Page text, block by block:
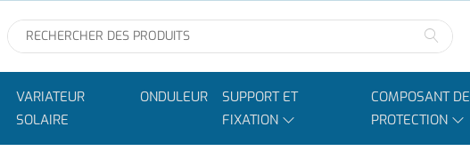
VARIATEUR
SOLAIRE
ONDULEUR
SUPPORT ET
FIXATION
COMPOSANT DE
PROTECTION